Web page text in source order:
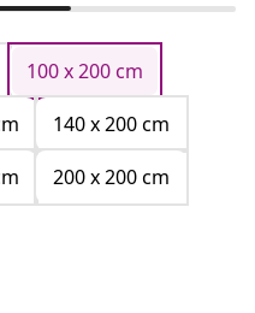
100 x 200 cm
140 x 200 cm
200 x 200 cm